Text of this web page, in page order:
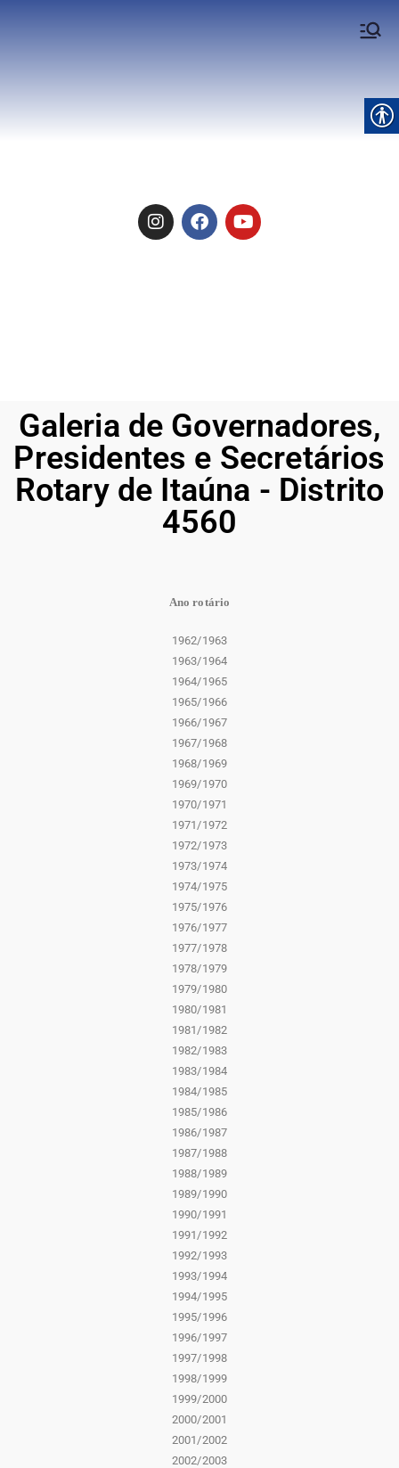
Galeria de Governadores,
Presidentes e Secretários
Rotary de Itaúna - Distrito
4560
Ano rotário
1962/1963
1963/1964
1964/1965
1965/1966
1966/1967
1967/1968
1968/1969
1969/1970
1970/1971
1971/1972
1972/1973
1973/1974
1974/1975
1975/1976
1976/1977
1977/1978
1978/1979
1979/1980
1980/1981
1981/1982
1982/1983
1983/1984
1984/1985
1985/1986
1986/1987
1987/1988
1988/1989
1989/1990
1990/1991
1991/1992
1992/1993
1993/1994
1994/1995
1995/1996
1996/1997
1997/1998
1998/1999
1999/2000
2000/2001
2001/2002
2002/2003